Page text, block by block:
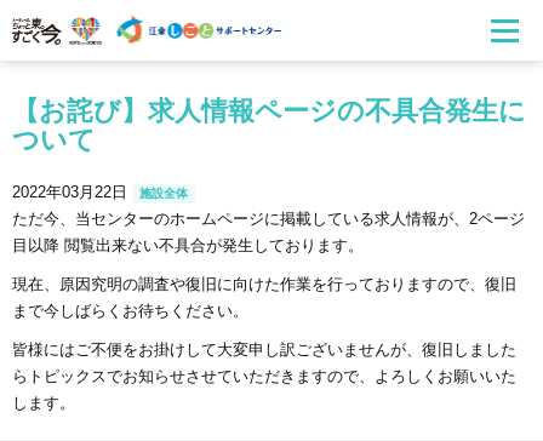
【お詫び】求人情報ページの不具合発生に
ついて
2022年03月22日 施設全体
ただ今、当センターのホームページに掲載している求人情報が、2ページ
目以降 閲覧出来ない不具合が発生しております。
現在、原因究明の調査や復旧に向けた作業を行っておりますので、復旧
まで今しばらくお待ちください。
皆様にはご不便をお掛けして大変申し訳ございませんが、復旧しました
らトピックスでお知らせさせていただきますので、よろしくお願いいた
します。